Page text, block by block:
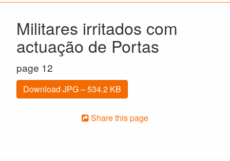
Militares irritados com
actuação de Portas
page 12
Download JPG – 534.2 KB
Share this page